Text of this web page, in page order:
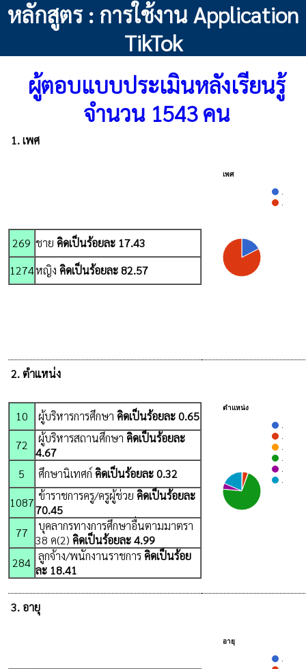
หลักสูตร : การใช้งาน Application
TikTok
ผู้ตอบแบบประเมินหลังเรียนรู้
จำนวน 1543 คน
1. เพศ
269 ชาย คิดเป็นร้อยละ 17.43
1274หญิง คิดเป็นร้อยละ 82.57
เพศ
2. ตำแหน่ง
10 ผู้บริหารการศึกษา คิดเป็นร้อยละ 0.65
72
ผู้บริหารสถานศึกษา คิดเป็นร้อยละ
4.67
5
ศึกษานิเทศก์ คิดเป็นร้อยละ 0.32
1087 ข้าราชการครู/ครูผู้ช่วย คิดเป็นร้อยละ
70.45
77
บุคลากรทางการศึกษาอื่นตามมาตรา
38 ค(2) คิดเป็นร้อยละ 4.99
284 ลูกจ้าง/พนักงานราชการคิดเป็นร้อย
ละ 18.41
ตำแหน่ง
3. อายุ
อายุ